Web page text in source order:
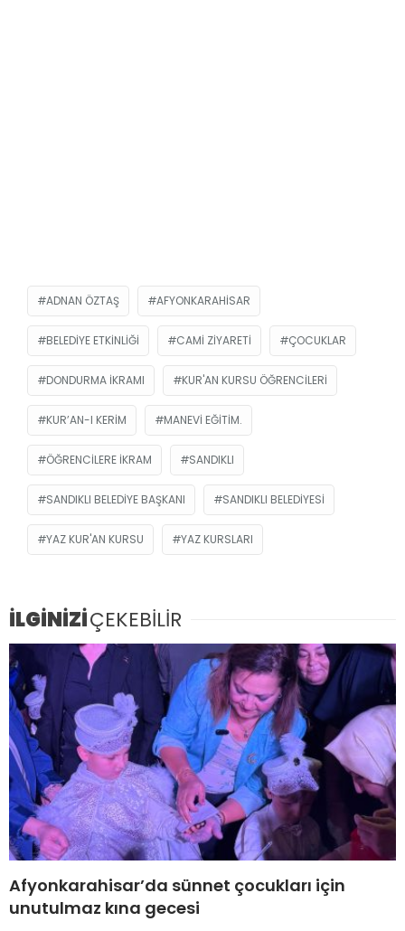
ADNAN ÖZTAŞ AFYONKARAHISAR
BELEDIYE ETKINLIĞI CAMI ZIYARETI ÇOCUKLAR
DONDURMA IKRAMI KUR'AN KURSU ÖĞRENCILERI
KUR’AN-I KERIM MANEVI EĞITIM.
ÖĞRENCILERE IKRAM SANDIKLI
SANDIKLI BELEDIYE BAŞKANI SANDIKLI BELEDIYESI
YAZ KUR'AN KURSU YAZ KURSLARI
İLGİNİZİÇEKEBİLİR
Afyonkarahisar’da sünnet çocukları için
unutulmaz kına gecesi